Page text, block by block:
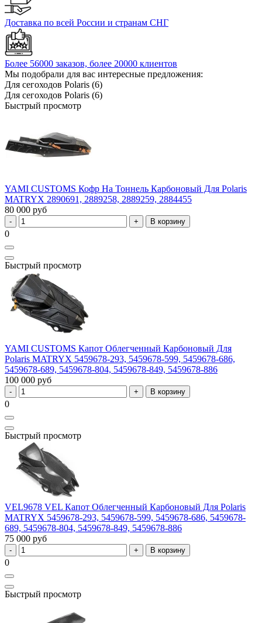
Доставка по всей России и странам СНГ
Более 56000 заказов, более 20000 клиентов
Мы подобрали для вас интересные предложения:
Для сегоходов Polaris (6)
Для сегоходов Polaris (6)
Быстрый просмотр
YAMI CUSTOMS Кофр На Тоннель Карбоновый Для Polaris
MATRYX 2890691, 2889258, 2889259, 2884455
80 000 руб
В корзину
0
Быстрый просмотр
YAMI CUSTOMS Капот Облегченный Карбоновый Для
Polaris MATRYX 5459678-293, 5459678-599, 5459678-686,
5459678-689, 5459678-804, 5459678-849, 5459678-886
100 000 руб
В корзину
0
Быстрый просмотр
VEL9678 VEL Капот Облегченный Карбоновый Для Polaris
MATRYX 5459678-293, 5459678-599, 5459678-686, 5459678-
689, 5459678-804, 5459678-849, 5459678-886
75 000 руб
В корзину
0
Быстрый просмотр